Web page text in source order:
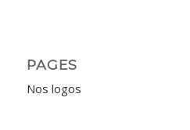
PAGES
Nos logos